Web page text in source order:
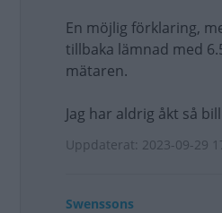
En möjlig förklaring,
tillbaka lämnad med
mätaren.
Jag har aldrig åkt så
Uppdaterat: 2023-09-29
Swenssons